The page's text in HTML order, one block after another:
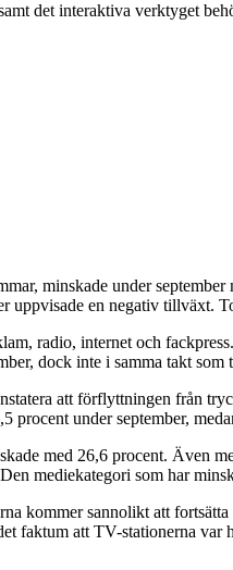
det interaktiva verktyget
minskade under
uppvisade en negativ tillväxt.
radio, internet och
dock inte i samma takt som
att förflyttningen från
procent under september,
med 26,6 procent. Även
mediekategori som har
kommer sannolikt att
faktum att TV-stationerna